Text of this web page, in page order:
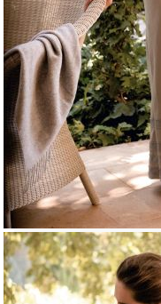
από GDPR 21-05-
19:06
Помислете си
решение за
мненията за
интернет. Аз
απόGDPR 21-05-
01:53
Позитивните
усещане за